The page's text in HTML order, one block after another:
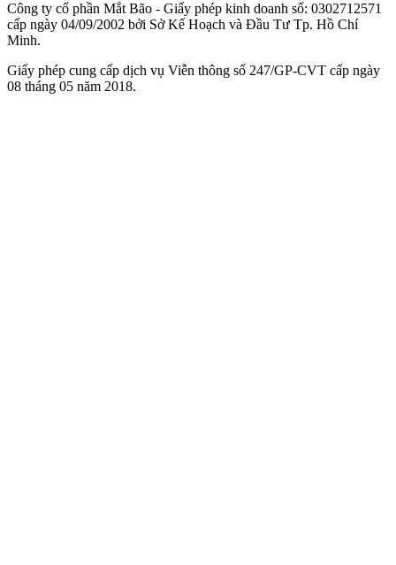
Công ty cổ phần Mắt Bão - Giấy phép kinh doanh số: 0302712571
cấp ngày 04/09/2002 bởi Sở Kế Hoạch và Đầu Tư Tp. Hồ Chí
Minh.
Giấy phép cung cấp dịch vụ Viễn thông số 247/GP-CVT cấp ngày
08 tháng 05 năm 2018.